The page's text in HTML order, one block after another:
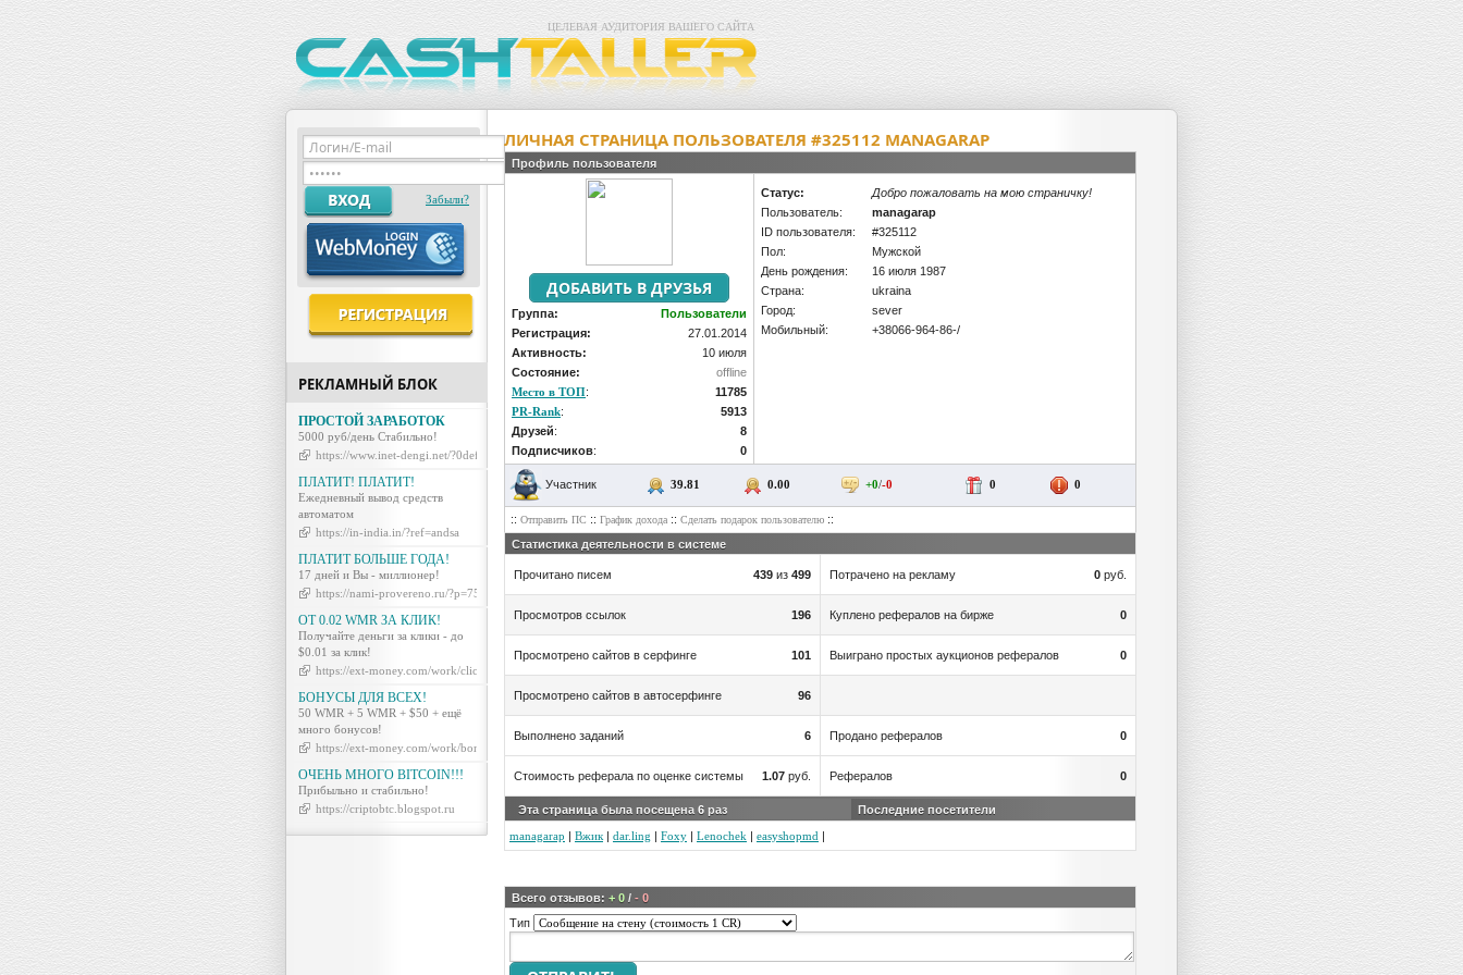
CashTaller
ЦЕЛЕВАЯ АУДИТОРИЯ ВАШЕГО САЙТА
Забыли?
РЕКЛАМНЫЙ БЛОК
ПРОСТОЙ ЗАРАБОТОК
5000 руб/день Стабильно!
https://www.inet-dengi.net/?0def79525fab938541aa5fb19bc9f706
ПЛАТИТ! ПЛАТИТ!
Ежедневный вывод средств
автоматом
https://in-india.in/?ref=andsa
ПЛАТИТ БОЛЬШЕ ГОДА!
17 дней и Вы - миллионер!
https://nami-provereno.ru/?p=756
ОТ 0.02 WMR ЗА КЛИК!
Получайте деньги за клики - до
$0.01 за клик!
https://ext-money.com/work/click.php
БОНУСЫ ДЛЯ ВСЕХ!
50 WMR + 5 WMR + $50 + ещё
много бонусов!
https://ext-money.com/work/bonuses.php
ОЧЕНЬ МНОГО BITCOIN!!!
Прибыльно и стабильно!
https://criptobtc.blogspot.ru
ЛИЧНАЯ СТРАНИЦА ПОЛЬЗОВАТЕЛЯ #325112 MANAGARAP
Профиль пользователя
Группа:
Пользователи
Регистрация:
27.01.2014
Активность:
10 июля
Состояние:
offline
Место в ТОП:
11785
PR-Rank:
5913
Друзей:
8
Подписчиков: 0
Статус:
Добро пожаловать на мою страничку!
Пользователь:
managarap
ID пользователя:
#325112
Пол:
Мужской
День рождения:
16 июля 1987
Страна:
ukraina
Город:
sever
Мобильный:
+38066-964-86-/
Участник 39.81 0.00 +0/-0 0 0
:: Отправить ПС :: График дохода :: Сделать подарок пользователю ::
Статистика деятельности в системе
Прочитано писем 439 из 499 Потрачено на рекламу 0 руб.
Просмотров ссылок 196 Куплено рефералов на бирже 0
Просмотрено сайтов в серфинге 101 Выиграно простых аукционов рефералов 0
Просмотрено сайтов в автосерфинге 96
Выполнено заданий 6 Продано рефералов 0
Стоимость реферала по оценке системы 1.07 руб. Рефералов 0
Эта страница была посещена 6 раз
Последние посетители
managarap | Вжик | dar.ling | Foxy | Lenochek | easyshopmd |
Всего отзывов: + 0 / - 0
Тип